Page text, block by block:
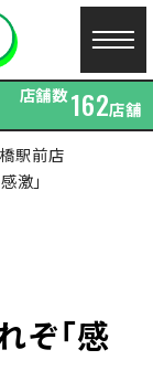
店舗数162店舗
駅前店
激」
ぞ「感